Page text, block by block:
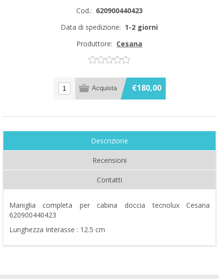
Cod.: 620900440423
Data di spedizione: 1-2 giorni
Produttore: Cesana
€180,00
Descrizione
Recensioni
Contatti
Maniglia completa per cabina doccia tecnolux Cesana
620900440423
Lunghezza Interasse : 12.5 cm